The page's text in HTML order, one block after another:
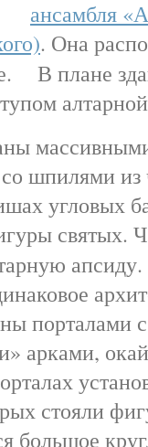
ансамбля
. Она
В плане
шпилями из
угловых
святых.
порталами
арками,
стояли
большое